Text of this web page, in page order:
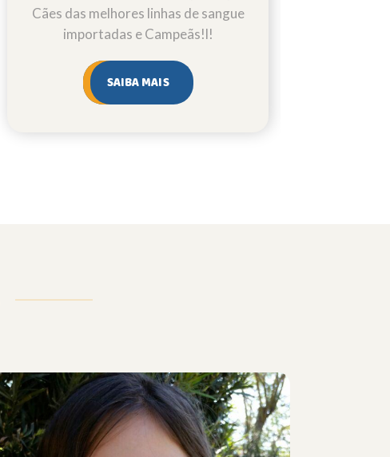
Cães das melhores linhas de sangue
importadas e Campeãs!l!
SAIBA MAIS